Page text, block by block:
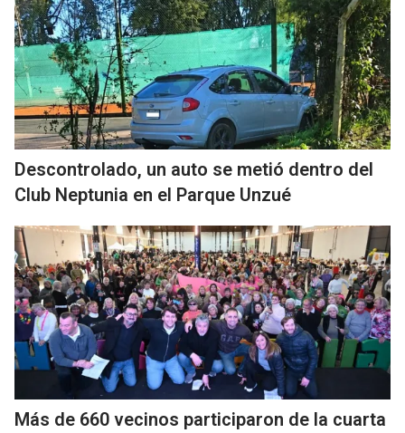
Descontrolado, un auto se metió dentro del
Club Neptunia en el Parque Unzué
Más de 660 vecinos participaron de la cuarta